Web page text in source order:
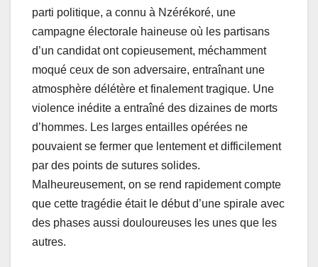
parti politique, a connu à Nzérékoré, une
campagne électorale haineuse où les partisans
d’un candidat ont copieusement, méchamment
moqué ceux de son adversaire, entraînant une
atmosphère délétère et finalement tragique. Une
violence inédite a entraîné des dizaines de morts
d’hommes. Les larges entailles opérées ne
pouvaient se fermer que lentement et difficilement
par des points de sutures solides.
Malheureusement, on se rend rapidement compte
que cette tragédie était le début d’une spirale avec
des phases aussi douloureuses les unes que les
autres.